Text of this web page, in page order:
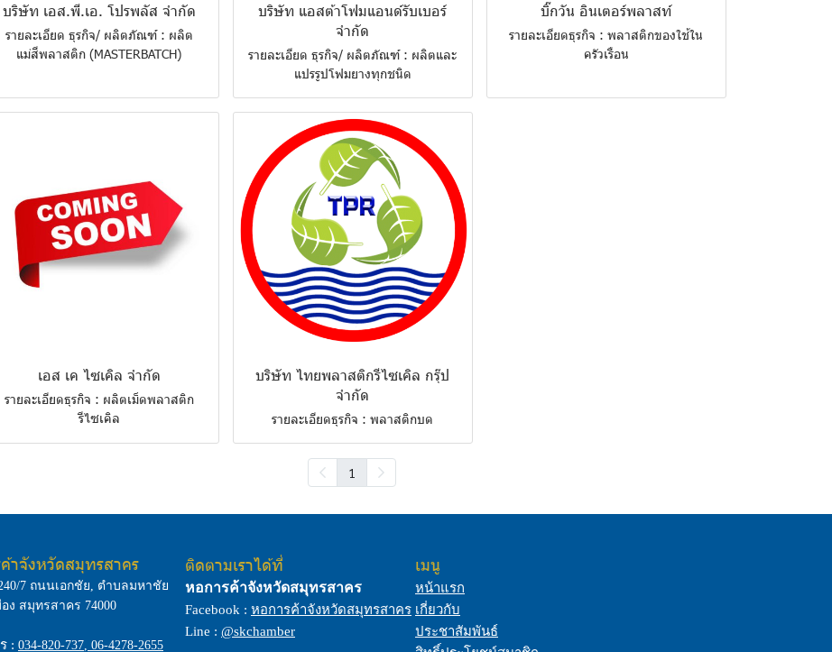
บริษัท เอส.พี.เอ. โปรพลัส จำกัด
รายละเอียด ธุรกิจ/ ผลิตภัณฑ์ : ผลิต
แม่สีพลาสติก (MASTERBATCH)
บริษัท แอสต้าโฟมแอนด์รับเบอร์
จำกัด
รายละเอียด ธุรกิจ/ ผลิตภัณฑ์ : ผลิตและ
แปรรูปโฟมยางทุกชนิด
บิ๊กวัน อินเตอร์พลาสท์
รายละเอียดธุรกิจ : พลาสติกของใช้ใน
ครัวเรือน
เอส เค ไซเคิล จำกัด
รายละเอียดธุรกิจ : ผลิตเม็ดพลาสติก
รีไซเคิล
บริษัท ไทยพลาสติกรีไซเคิล กรุ๊ป
จำกัด
รายละเอียดธุรกิจ : พลาสติกบด
1
าจังหวัดสมุทรสาคร
7 ถนนเอกชัย, ตำบลมหาชัย
อง สมุทรสาคร 74000
: 034-820-737, 06-4278-2655
ติดตามเราได้ที่
หอการค้าจังหวัดสมุทรสาคร
Facebook : หอการค้าจังหวัดสมุทรสาคร
Line : @skchamber
เมนู
หน้าแรก
เกี่ยวกับ
ประชาสัมพันธ์